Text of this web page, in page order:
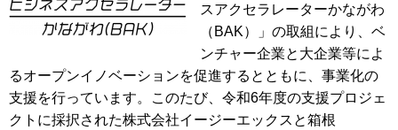
スアクセラレーターかながわ
（BAK）」の取組により、ベ
ンチャー企業と大企業等によ
るオープンイノベーションを促進するとともに、事業化の
支援を行っています。このたび、令和6年度の支援プロジェ
クトに採択された株式会社イージーエックスと箱根